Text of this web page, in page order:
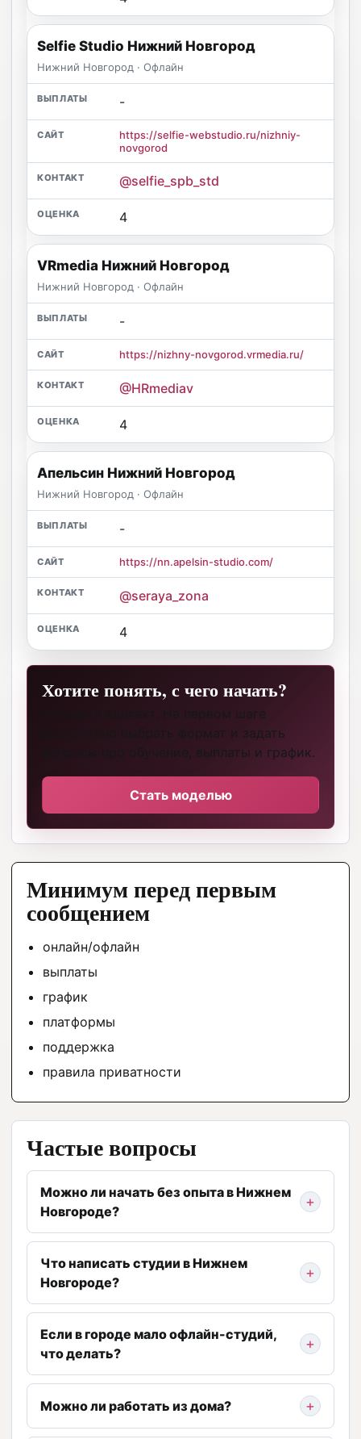
Selfie Studio Нижний Новгород
Нижний Новгород · Офлайн
-
https://selfie-webstudio.ru/nizhniy-
novgorod
@selfie_spb_std
4
VRmedia Нижний Новгород
Нижний Новгород · Офлайн
-
https://nizhny-novgorod.vrmedia.ru/
@HRmediav
4
Апельсин Нижний Новгород
Нижний Новгород · Офлайн
-
https://nn.apelsin-studio.com/
@seraya_zona
4
Хотите понять, с чего начать?
Оставьте контакт. На первом шаге
достаточно выбрать формат и задать
вопросы про обучение, выплаты и график.
Стать моделью
Минимум перед первым
сообщением
онлайн/офлайн
выплаты
график
платформы
поддержка
правила приватности
Частые вопросы
Можно ли начать без опыта в Нижнем
Новгороде?
Что написать студии в Нижнем
Новгороде?
Если в городе мало офлайн-студий,
что делать?
Можно ли работать из дома?